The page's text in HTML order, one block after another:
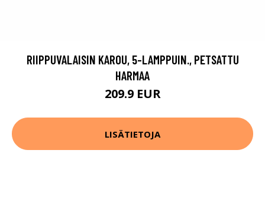
RIIPPUVALAISIN KAROU, 5-LAMPPUIN., PETSATTU
HARMAA
209.9 EUR
LISÄTIETOJA